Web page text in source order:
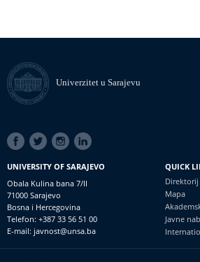
Univerzitet u Sarajevu
SOCIAL
LINKS
UNIVERSITY OF SARAJEVO
Obala Kulina bana 7/II
71000 Sarajevo
Bosna i Hercegovina
Telefon: +387 33 56 51 00
E-mail: javnost@unsa.ba
QUICK
Mapa
Javne